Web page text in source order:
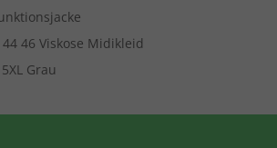
46 Viskose Midikleid
Grau